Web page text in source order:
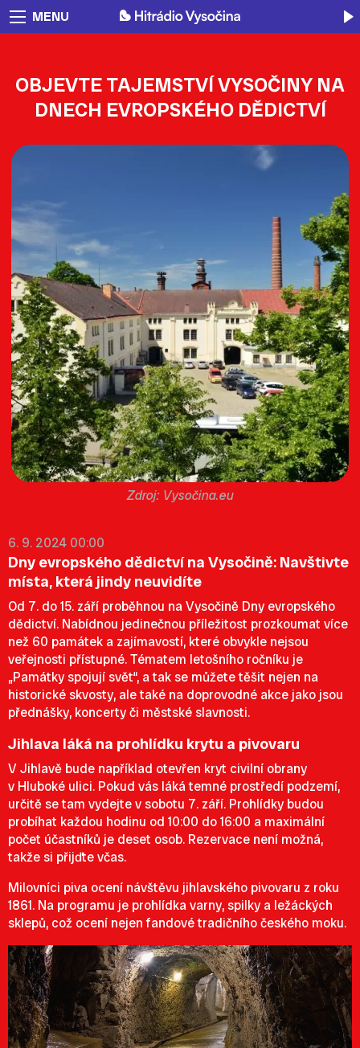
MENU
OBJEVTE TAJEMSTVÍ VYSOČINY NA
DNECH EVROPSKÉHO DĚDICTVÍ
Vysočina.eu
6. 9. 2024 00:00
Dny evropského dědictví na Vysočině: Navštivte
místa, která jindy neuvidíte
Od 7. do 15. září proběhnou na Vysočině Dny evropského
dědictví. Nabídnou jedinečnou příležitost prozkoumat více
než 60 památek a zajímavostí, které obvykle nejsou
veřejnosti přístupné. Tématem letošního ročníku je
„Památky spojují svět“, a tak se můžete těšit nejen na
historické skvosty, ale také na doprovodné akce jako jsou
přednášky, koncerty či městské slavnosti.
Jihlava láká na prohlídku krytu a pivovaru
V Jihlavě bude například otevřen kryt civilní obrany
v Hluboké ulici. Pokud vás láká temné prostředí podzemí,
určitě se tam vydejte v sobotu 7. září. Prohlídky budou
probíhat každou hodinu od 10:00 do 16:00 a maximální
počet účastníků je deset osob. Rezervace není možná,
takže si přijďte včas.
Milovníci piva ocení návštěvu jihlavského pivovaru z roku
1861. Na programu je prohlídka varny, spilky a ležáckých
sklepů, což ocení nejen fandové tradičního českého moku.